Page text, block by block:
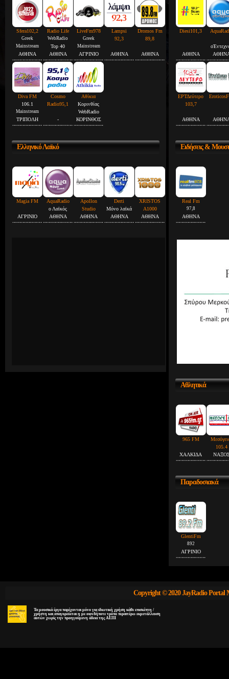
Sfera102,2
Greek
Mainstream
ΑΘΗΝΑ
Radio Life
WebRadio
Top 40
ΑΘΗΝΑ
LiveFm978
Greek
Mainstream
ΑΓΡΙΝΙΟ
Lampsi
92,3
ΑΘΗΝΑ
Dromos Fm
89,8
ΑΘΗΝΑ
Diva FM
106.1
Mainstream
ΤΡΙΠΟΛΗ
Cosmo
Radio95,1
-
Αθίκια
Κορινθίας
WebRadio
ΚΟΡΙΝΘΟΣ
ΕλληνικόΛαϊκό
Magia FM
ΑΓΡΙΝΙΟ
AquaRadio
ο Λαϊκός
ΑΘΗΝΑ
Apollon
Studio
ΑΘΗΝΑ
Derti
Μόνο λαϊκά
ΑΘΗΝΑ
XRISTOS
A1000
ΑΘΗΝΑ
Diesi101,3
ΑΘΗΝΑ
ΕΡΤΔεύτερο
103,7
ΑΘΗΝΑ
Ειδήσεις&
Real Fm
97,8
ΑΘΗΝΑ
Αθλητικά
965 FM
ΧΑΛΚΙΔΑ
105.4
Παραδοσιακά
GlentiFm
892
ΑΓΡΙΝΙΟ
Copyright © 2020 JayRadio Portal
Τα μουσικά έργα παρέχονται μόνο για ιδιωτική χρήση κάθε επισκέπτη /
χρήστη και απαγορεύεται η με οιονδήποτε τρόπο περαιτέρω εκμετάλλευση
αυτών χωρίς την προηγούμενη άδεια της ΑΕΠΙ